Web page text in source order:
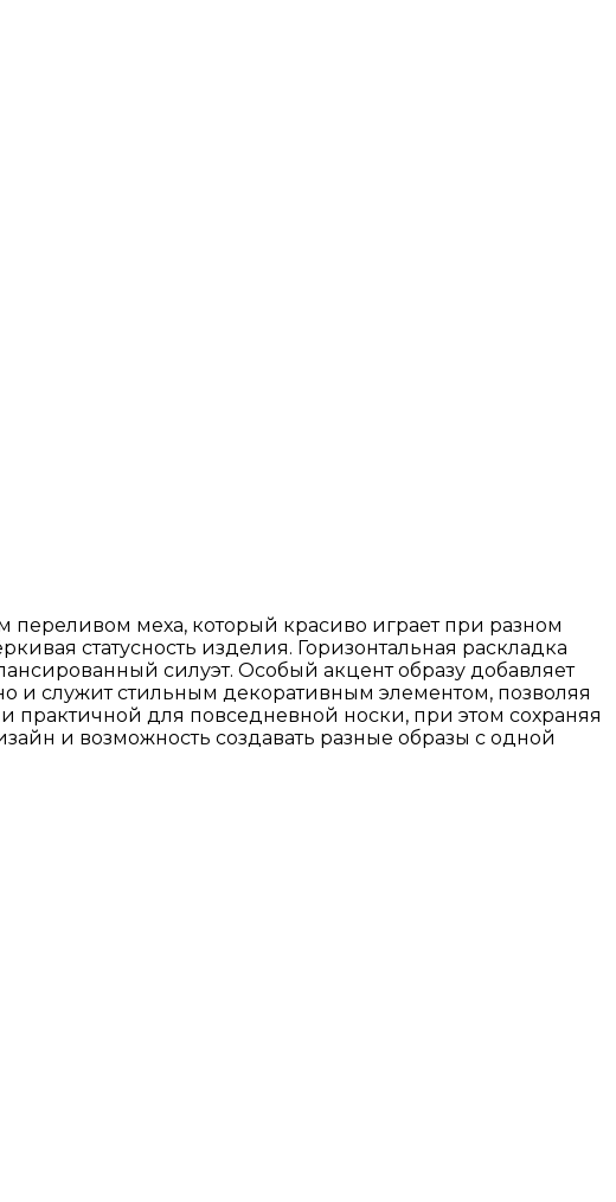
меха, который красиво играет при разном
статусность изделия. Горизонтальная раскладка
силуэт. Особый акцент образу добавляет
и служит стильным декоративным элементом, позволяя
практичной для повседневной носки, при этом сохраняя
и возможность создавать разные образы с одной